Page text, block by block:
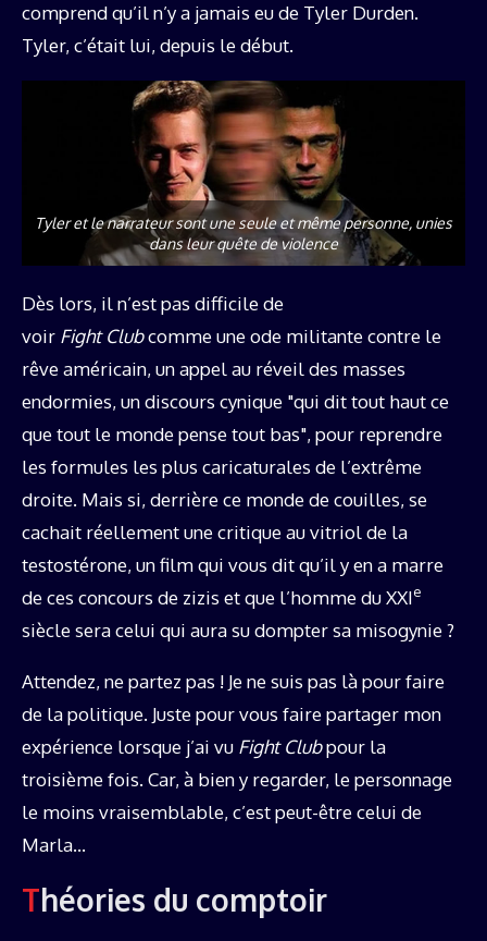
comprend qu’il n’y a jamais eu de Tyler Durden.
Tyler, c’était lui, depuis le début.
Tyler et le narrateur sont une seule et même personne, unies
dans leur quête de violence
Dès lors, il n’est pas difficile de
voir Fight Clubcomme une ode militante contre le
rêve américain, un appel au réveil des masses
endormies, un discours cynique "qui dit tout haut ce
que tout le monde pense tout bas", pour reprendre
les formules les plus caricaturales de l’extrême
droite. Mais si, derrière ce monde de couilles, se
cachait réellement une critique au vitriol de la
testostérone, un film qui vous dit qu’il y en a marre
de ces concours de zizis et que l’homme du XXIe
siècle sera celui qui aura su dompter sa misogynie ?
Attendez, ne partez pas ! Je ne suis pas là pour faire
de la politique. Juste pour vous faire partager mon
expérience lorsque j’ai vu Fight Clubpour la
troisième fois. Car, à bien y regarder, le personnage
le moins vraisemblable, c’est peut-être celui de
Marla…
Théories du comptoir